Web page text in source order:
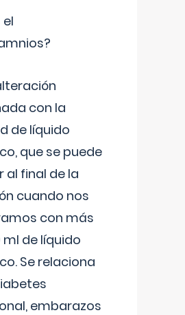
el
con la
de líquido
que se puede
al final de la
cuando nos
con más
ml de líquido
Se relaciona
embarazos